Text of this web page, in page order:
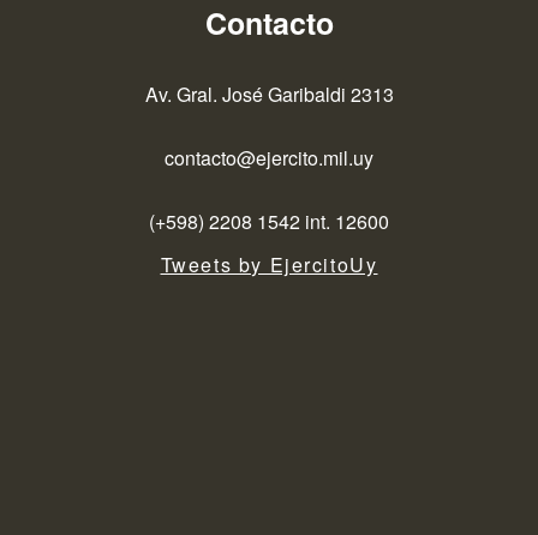
Contacto
Av. Gral. José Garibaldi 2313
contacto@ejercito.mil.uy
(+598) 2208 1542 int. 12600
Tweets by EjercitoUy